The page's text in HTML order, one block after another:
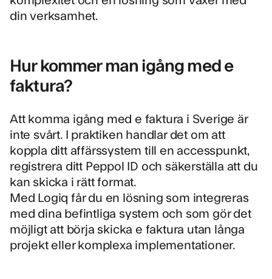
din verksamhet.
Hur kommer man igång med e
faktura?
Att komma igång med e faktura i Sverige är
inte svårt. I praktiken handlar det om att
koppla ditt affärssystem till en accesspunkt,
registrera ditt Peppol ID och säkerställa att du
kan skicka i rätt format.
Med Logiq får du en lösning som integreras
med dina befintliga system och som gör det
möjligt att börja skicka e faktura utan långa
projekt eller komplexa implementationer.